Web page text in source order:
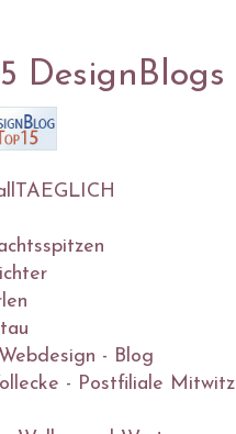
DesignBlogs
- Blog
- Postfiliale Mitwitz